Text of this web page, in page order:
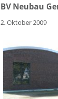
BV Neubau
2. Oktober 2009